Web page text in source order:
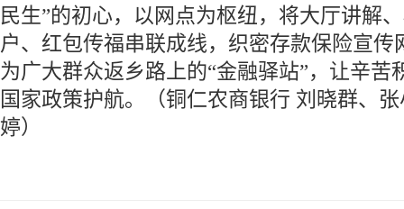
民生”的初心，以网点为枢纽，将大厅讲解
户、红包传福串联成线，织密存款保险宣传
为广大群众返乡路上的“金融驿站”，让辛苦
国家政策护航。（铜仁农商银行 刘晓群、
婷）